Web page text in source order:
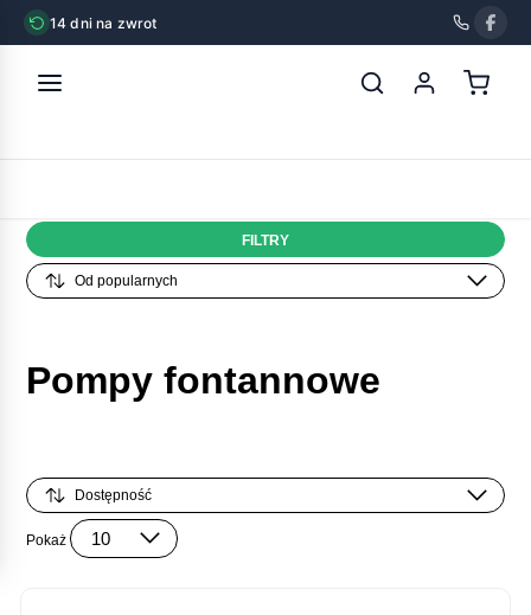
14 dni na zwrot
sprzęt i akcesoria do oczek
FILTRY
Pompy fontannowe
Pokaż